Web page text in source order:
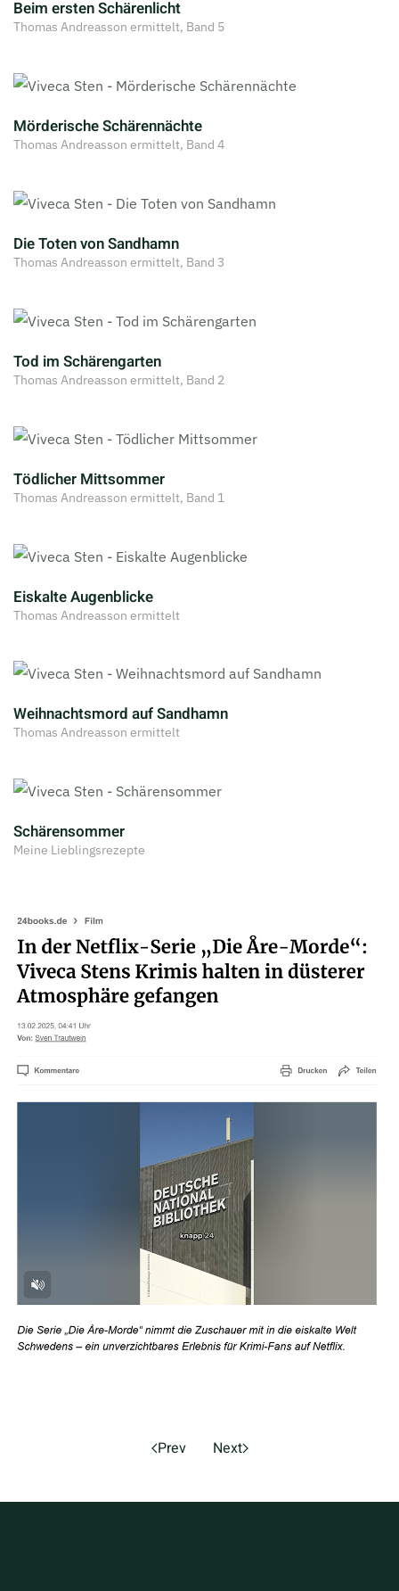
Beim ersten Schärenlicht
Thomas Andreasson ermittelt, Band 5
Mörderische Schärennächte
Thomas Andreasson ermittelt, Band 4
Die Toten von Sandhamn
Thomas Andreasson ermittelt, Band 3
Tod im Schärengarten
Thomas Andreasson ermittelt, Band 2
Tödlicher Mittsommer
Thomas Andreasson ermittelt, Band 1
Eiskalte Augenblicke
Thomas Andreasson ermittelt
Weihnachtsmord auf Sandhamn
Thomas Andreasson ermittelt
Schärensommer
Meine Lieblingsrezepte
Prev Next